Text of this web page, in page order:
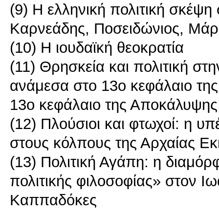
(9) Η ελληνική πολιτική
Καρνεάδης, Ποσειδώνιος,
(10) Η ιουδαϊκή θεοκρατία
(11) Θρησκεία και πολιτική
ανάμεσα στο 13ο κεφάλαιο
13ο κεφάλαιο της
(12) Πλούσιοι και φτωχοί: η
στους κόλπους της Αρχαίας
(13) Πολιτική Αγάπη: η
πολιτικής φιλοσοφίας» στον